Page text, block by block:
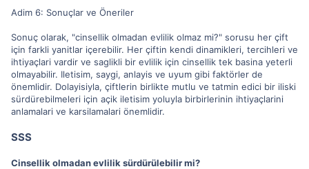
Adim 6: Sonuçlar ve Öneriler
Sonuç olarak, "cinsellik olmadan evlilik olmaz mi?" sorusu her çift
için farkli yanitlar içerebilir. Her çiftin kendi dinamikleri, tercihleri ve
ihtiyaçlari vardir ve saglikli bir evlilik için cinsellik tek basina yeterli
olmayabilir. Iletisim, saygi, anlayis ve uyum gibi faktörler de
önemlidir. Dolayisiyla, çiftlerin birlikte mutlu ve tatmin edici bir iliski
sürdürebilmeleri için açik iletisim yoluyla birbirlerinin ihtiyaçlarini
anlamalari ve karsilamalari önemlidir.
SSS
Cinsellik olmadan evlilik sürdürülebilir mi?